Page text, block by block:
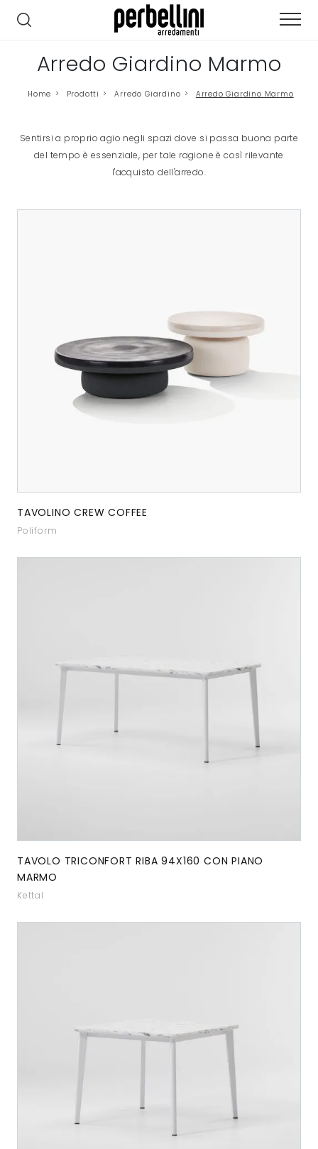
Arredo Giardino Marmo
Home > Prodotti > Arredo Giardino > Arredo Giardino Marmo
Sentirsi a proprio agio negli spazi dove si passa buona parte
del tempo è essenziale, per tale ragione è così rilevante
l'acquisto dell'arredo.
TAVOLINO CREW COFFEE
Poliform
TAVOLO TRICONFORT RIBA 94X160 CON PIANO
MARMO
Kettal